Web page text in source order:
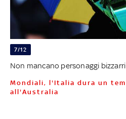
7/12
Non mancano personaggi bizzarri
Mondiali, l'Italia dura un tempo. Poi cede
all'Australia